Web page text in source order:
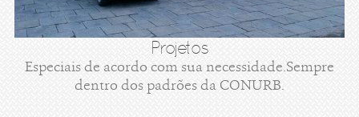
Projetos
Especiais de acordo com sua necessidade.Sempre
dentro dos padrões da CONURB.